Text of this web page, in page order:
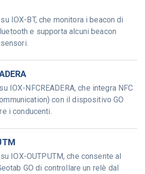
IOX-BT, che monitora i beacon di
e supporta alcuni beacon
IOX-NFCREADERA, che integra NFC
con il dispositivo GO
i conducenti.
IOX-OUTPUTM, che consente al
GO di controllare un relè dal